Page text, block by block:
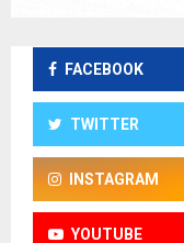
FACEBOOK
TWITTER
INSTAGRAM
YOUTUBE